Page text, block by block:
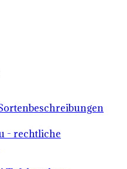
- rechtliche